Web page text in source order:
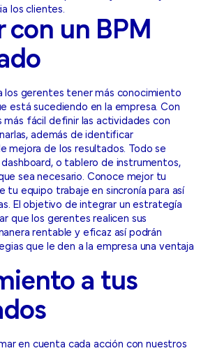
los clientes.
con un BPM
los gerentes tener más conocimiento
está sucediendo en la empresa. Con
fácil definir las actividades con
además de identificar
mejora de los resultados. Todo se
o tablero de instrumentos,
sea necesario. Conoce mejor tu
tu equipo trabaje en sincronía para así
El objetivo de integrar un estrategía
que los gerentes realicen sus
rentable y eficaz así podrán
que le den a la empresa una ventaja
a tus
en cuenta cada acción con nuestros